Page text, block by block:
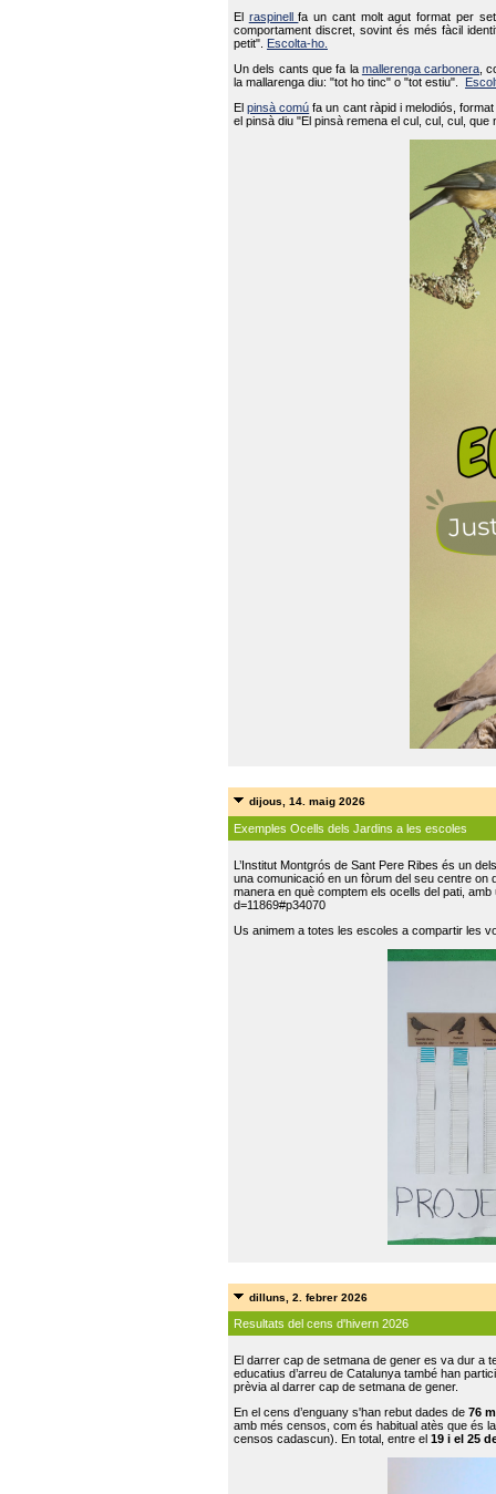
El raspinellfa un cant molt agut format per
comportament discret, sovint és més fàcil
petit".
Escolta-ho.
Un dels cants que fa la mallerenga carbonera ,
la mallarenga diu: "tot ho tinc" o "tot estiu".
Elpinsà comú fa un cant ràpid i melodiós,
el pinsà diu "El pinsà remena el cul, cul, cul,
dijous, 14. maig 2026
Exemples Ocells dels Jardins a les escoles
L’Institut Montgrós de Sant Pere Ribes és un
una comunicació en un fòrum del seu centre on
manera en què comptem els ocells del pati,
d=11869#p34070
Us animem a totes les escoles a compartir les
dilluns, 2. febrer 2026
Resultats del cens d'hivern 2026
El darrer cap de setmana de gener es va dur a
educatius d’arreu de Catalunya també han
prèvia al darrer cap de setmana de gener.
En el cens d’enguany s'han rebut dades de 76
amb més censos, com és habitual atès que és
censos cadascun). En total, entre el 19 i el 25